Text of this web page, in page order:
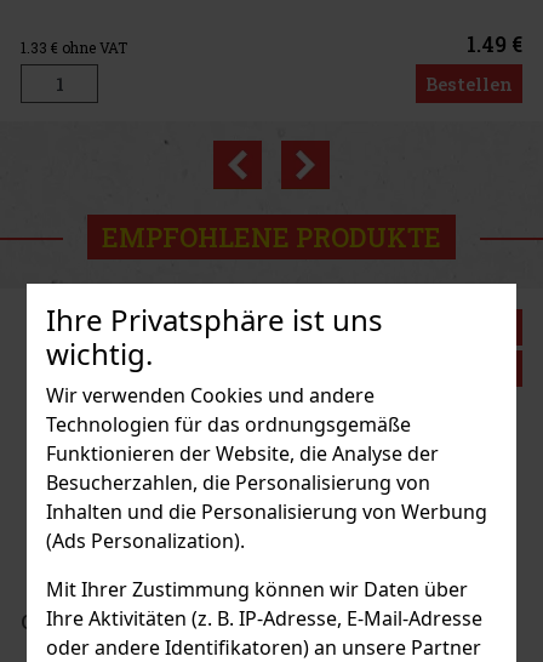
Ihre Privatsphäre ist uns
wichtig.
Wir verwenden Cookies und andere
Technologien für das ordnungsgemäße
Funktionieren der Website, die Analyse der
Besucherzahlen, die Personalisierung von
Inhalten und die Personalisierung von Werbung
(Ads Personalization).
Mit Ihrer Zustimmung können wir Daten über
Ihre Aktivitäten (z. B. IP-Adresse, E-Mail-Adresse
oder andere Identifikatoren) an unsere Partner
Neu
White Peach 65g
1.49 €
Bestellen
Previous
EMPFOHLENE PRODUKTE
Rabatt: 43%
Dragees Dose 64 g